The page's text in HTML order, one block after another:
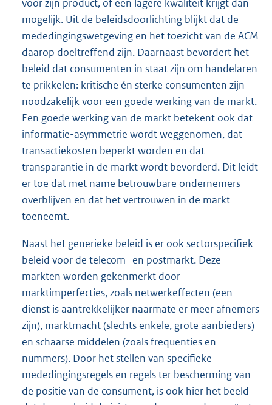
voor zijn product, of een lagere kwaliteit krijgt dan
mogelijk. Uit de beleidsdoorlichting blijkt dat de
mededingingswetgeving en het toezicht van de ACM
daarop doeltreffend zijn. Daarnaast bevordert het
beleid dat consumenten in staat zijn om handelaren
te prikkelen: kritische én sterke consumenten zijn
noodzakelijk voor een goede werking van de markt.
Een goede werking van de markt betekent ook dat
informatie-asymmetrie wordt weggenomen, dat
transactiekosten beperkt worden en dat
transparantie in de markt wordt bevorderd. Dit leidt
er toe dat met name betrouwbare ondernemers
overblijven en dat het vertrouwen in de markt
toeneemt.
Naast het generieke beleid is er ook sectorspecifiek
beleid voor de telecom- en postmarkt. Deze
markten worden gekenmerkt door
marktimperfecties, zoals netwerkeffecten (een
dienst is aantrekkelijker naarmate er meer afnemers
zijn), marktmacht (slechts enkele, grote aanbieders)
en schaarse middelen (zoals frequenties en
nummers). Door het stellen van specifieke
mededingingsregels en regels ter bescherming van
de positie van de consument, is ook hier het beeld